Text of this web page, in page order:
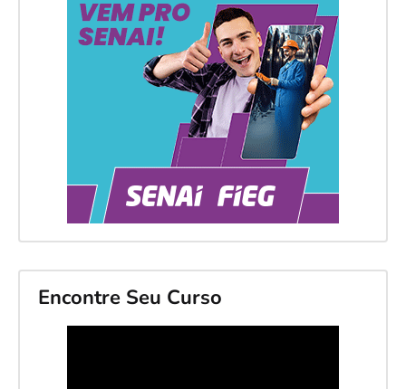
Encontre Seu Curso